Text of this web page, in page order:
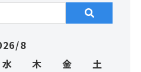
8
水 木 金
土